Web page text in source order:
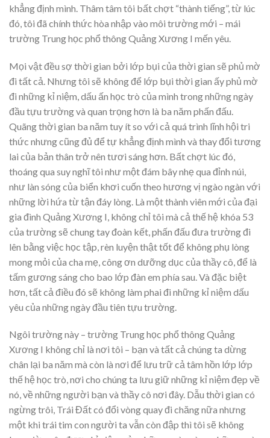
khẳng định mình. Thâm tâm tôi bất chợt “thành tiếng”, từ lúc
đó, tôi đã chính thức hòa nhập vào môi trường mới – mái
trường Trung học phổ thông Quảng Xương I mến yêu.
Mọi vật đều sợ thời gian bởi lớp bụi của thời gian sẽ phủ mờ
đi tất cả. Nhưng tôi sẽ không để lớp bụi thời gian ấy phủ mờ
đi những kỉ niệm, dấu ấn học trò của mình trong những ngày
đầu tựu trường và quan trọng hơn là ba năm phấn đấu.
Quãng thời gian ba năm tuy ít so với cả quá trình lĩnh hội tri
thức nhưng cũng đủ để tự khẳng định mình và thay đổi tương
lai của bản thân trở nên tươi sáng hơn. Bất chợt lúc đó,
thoáng qua suy nghĩ tôi như một đám bây nhẹ qua đỉnh núi,
như làn sóng của biển khơi cuốn theo hương vị ngào ngàn với
những lời hứa từ tận đáy lòng. Là một thành viên mới của đại
gia đình Quảng Xương I, không chỉ tôi mà cả thế hệ khóa 53
của trường sẽ chung tay đoàn kết, phấn đấu đưa trường đi
lên bằng việc học tập, rèn luyện thật tốt để không phụ lòng
mong mỏi của cha mẹ, công ơn dưỡng dục của thầy cô, để là
tấm gương sáng cho bao lớp đàn em phía sau. Và đặc biệt
hơn, tất cả điều đó sẽ không làm phai đi những kỉ niệm dấu
yêu của những ngày đầu tiên tựu trường.
Ngôi trường này – trường Trung học phổ thông Quảng
Xương I không chỉ là nơi tôi – bạn và tất cả chúng ta dừng
chân lại ba năm mà còn là nơi để lưu trữ cả tâm hồn lớp lớp
thế hệ học trò, nơi cho chúng ta lưu giữ những kỉ niệm đẹp về
nó, về những người bạn và thầy cô nơi đây. Dẫu thời gian có
ngừng trôi, Trái Đất có đổi vòng quay đi chăng nữa nhưng
một khi trái tim con người ta vẫn còn đập thì tôi sẽ không